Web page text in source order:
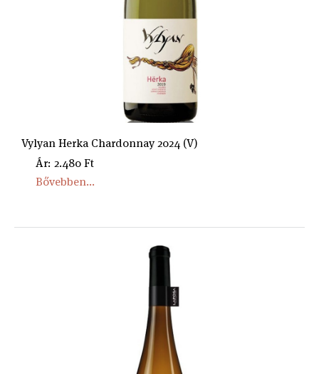
Vylyan Herka Chardonnay 2024 (V)
Ár: 2.480 Ft
Bővebben...